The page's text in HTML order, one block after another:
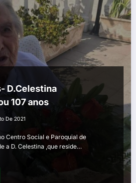
D.Celestina
107 anos
De 2021
Centro Social e Paroquial de
a D. Celestina ,que reside…